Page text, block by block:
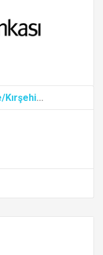
Kırşehi...